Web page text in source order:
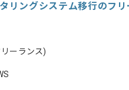
リングシステム移行のフ
ーランス)